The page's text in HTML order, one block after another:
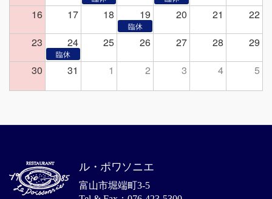
16
17 18 19 20 21
22
23
24 25 26 27 28
29
30
31 1 2 3 4 5
ル・ポワソニエ
富山市堀端町3-5